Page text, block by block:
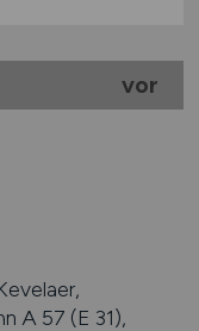
vor
A 57 (E 31),